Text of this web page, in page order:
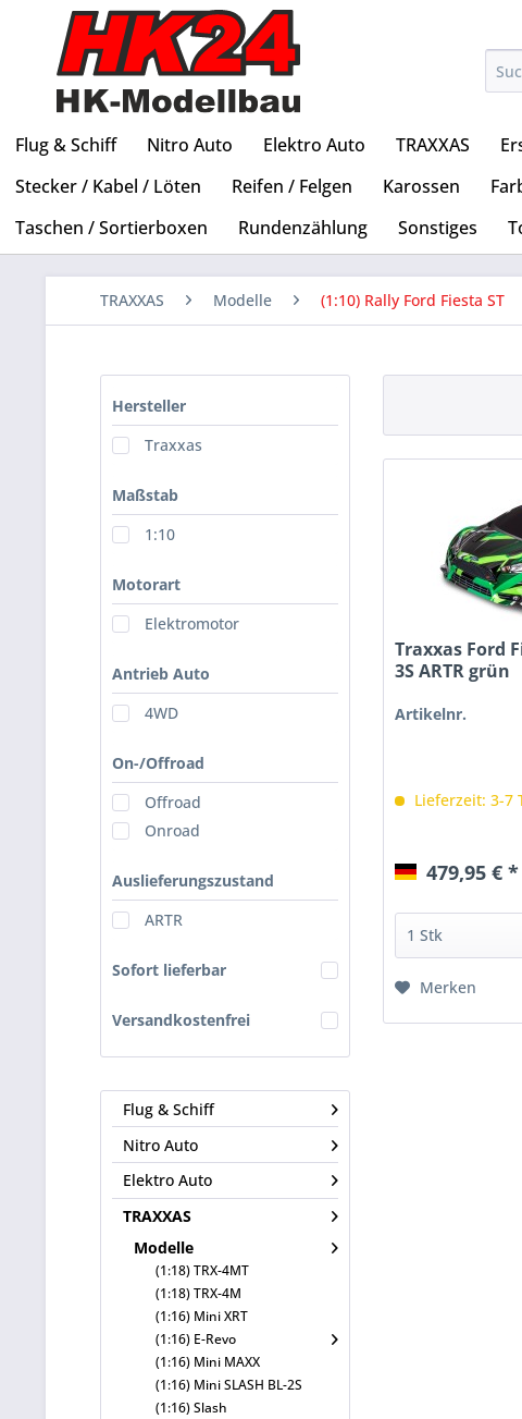
Flug & Schiff Nitro Auto Elektro Auto TRAXXAS
Stecker / Kabel / Löten
Reifen / Felgen Karossen
Taschen / Sortierboxen
Rundenzählung Sonstiges
TRAXXAS Modelle (1:10) Rally Ford Fiesta ST
Hersteller
Traxxas
Maßstab
1:10
Motorart
Elektromotor
Antrieb Auto
4WD
On-/Offroad
Offroad
Onroad
Auslieferungszustand
ARTR
Sofort lieferbar
Versandkostenfrei
Flug & Schiff
Nitro Auto
Elektro Auto
TRAXXAS
Modelle
(1:18) TRX-4MT
(1:18) TRX-4M
(1:16) Mini XRT
(1:16) E-Revo
(1:16) Mini MAXX
(1:16) Mini SLASH BL-2S
(1:16) Slash
Traxxas Ford
3S ARTR grün
Artikelnr.
Lieferzeit: 3-7
479,95 € *
Merken